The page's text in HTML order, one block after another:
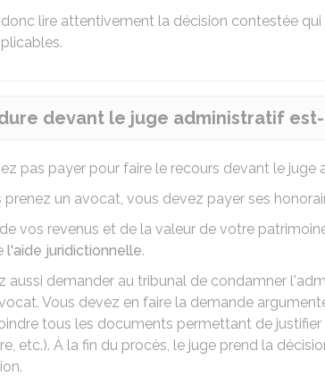
lire attentivement la décision contestée
devant le juge administratif
pas payer pour faire le recours devant le juge
prenez un avocat, vous devez payer ses
vos revenus et de la valeur de votre
l'aide juridictionnelle.
aussi demander au tribunal de condamner
Vous devez en faire la demande
tous les documents permettant de
etc.). À la fin du procès, le juge prend la